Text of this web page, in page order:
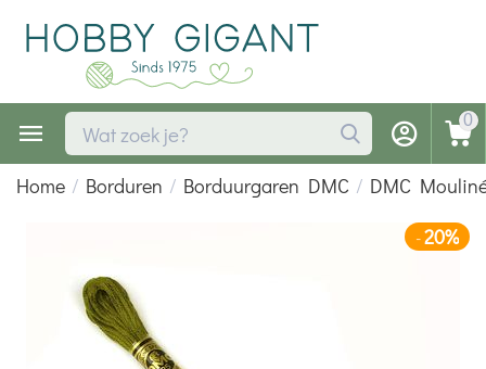
0
Home / Borduren / Borduurgaren DMC / DMC
-20%